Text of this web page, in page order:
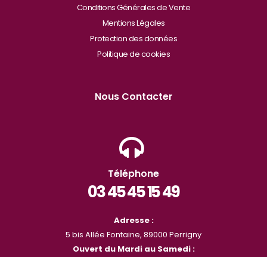
Conditions Générales de Vente
Mentions Légales
Protection des données
Politique de cookies
Nous Contacter
Téléphone
03 45 45 15 49
Adresse :
5 bis Allée Fontaine, 89000 Perrigny
Ouvert du Mardi au Samedi :